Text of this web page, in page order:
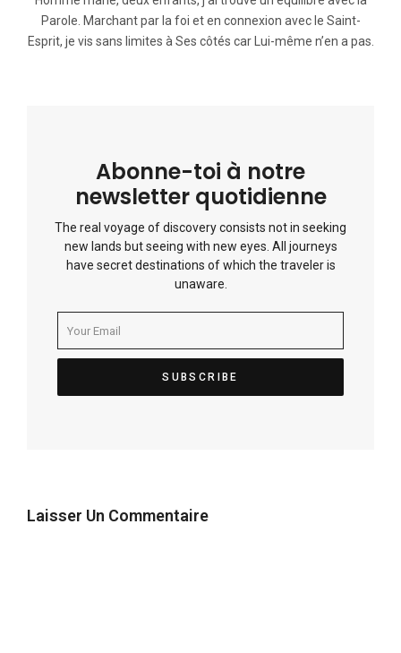
Parole. Marchant par la foi et en connexion avec le Saint-
Esprit, je vis sans limites à Ses côtés car Lui-même n’en a pas.
Abonne-toi à notre
newsletter quotidienne
The real voyage of discovery consists not in seeking
new lands but seeing with new eyes. All journeys
have secret destinations of which the traveler is
unaware.
Laisser Un Commentaire